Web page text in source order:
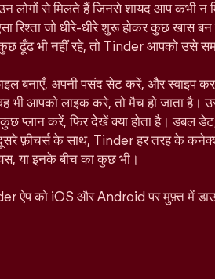
लोगों से मिलते हैं जिनसे शायद आप कभी न
रिश्ता जो धीरे-धीरे शुरू होकर कुछ खास
ढूँढ भी नहीं रहे, तो Tinder आपको उसे
बनाएँ, अपनी पसंद सेट करें, और स्वाइप
भी आपको लाइक करे, तो मैच हो जाता
प्लान करें, फिर देखें क्या होता है। डबल डेट,
फ़ीचर्स के साथ, Tinder हर तरह के
या इनके बीच का कुछ भी।
ऐप को iOS और Android पर मुफ़्त में